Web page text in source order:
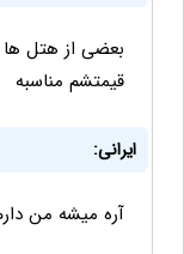
قیمتشم مناسبه
ایرانی:
آره میشه من